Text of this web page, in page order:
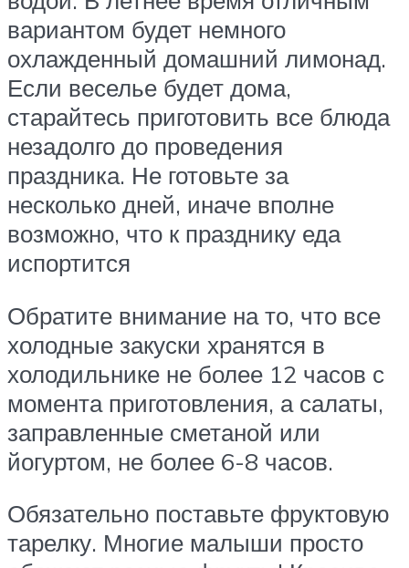
вариантом будет немного
охлажденный домашний лимонад.
Если веселье будет дома,
старайтесь приготовить все блюда
незадолго до проведения
праздника. Не готовьте за
несколько дней, иначе вполне
возможно, что к празднику еда
испортится
Обратите внимание на то, что все
холодные закуски хранятся в
холодильнике не более 12 часов с
момента приготовления, а салаты,
заправленные сметаной или
йогуртом, не более 6-8 часов.
Обязательно поставьте фруктовую
тарелку. Многие малыши просто